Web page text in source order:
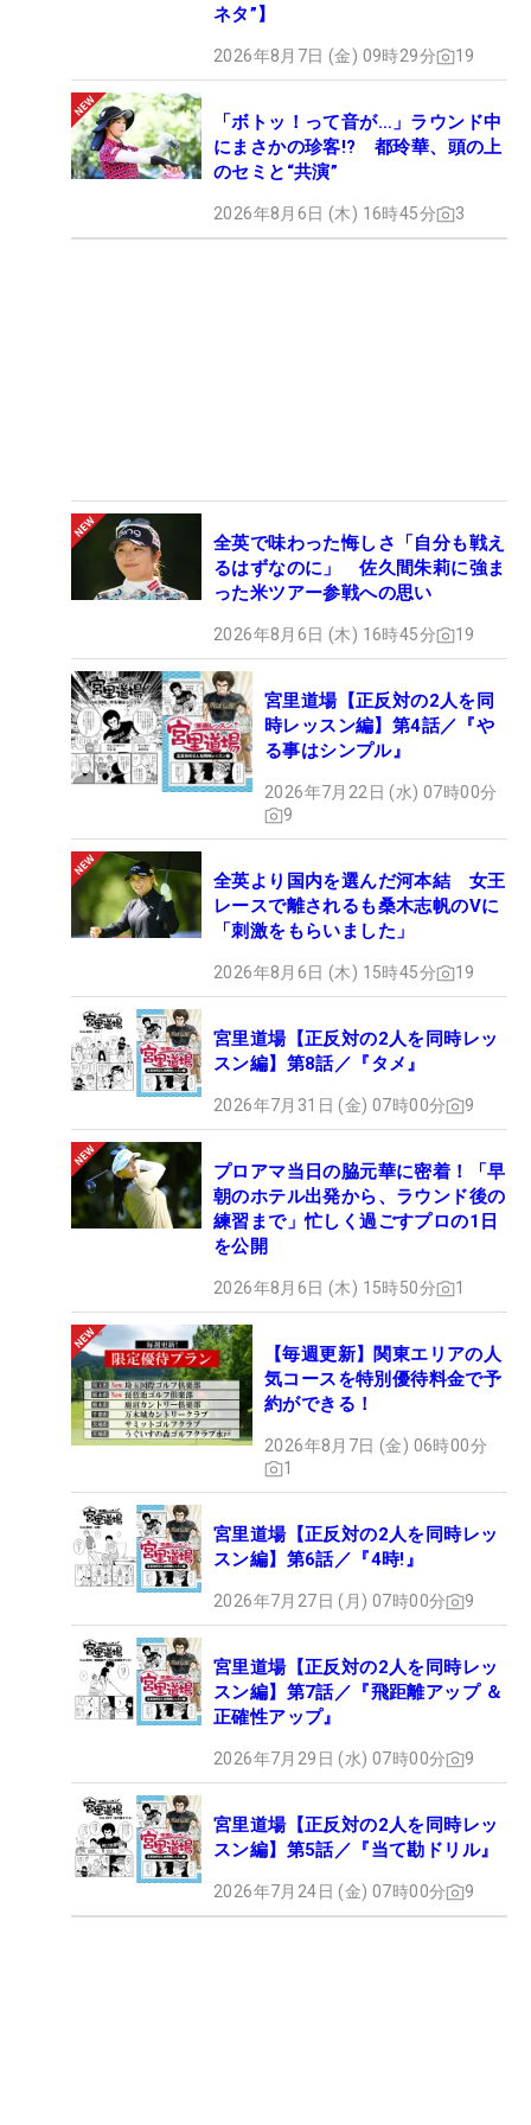
ネタ”】
2026年8月7日 (金) 09時29分 19
「ボトッ！って音が…」ラウンド中
にまさかの珍客!? 都玲華、頭の上
のセミと“共演”
2026年8月6日 (木) 16時45分 3
全英で味わった悔しさ「自分も戦え
るはずなのに」 佐久間朱莉に強ま
った米ツアー参戦への思い
2026年8月6日 (木) 16時45分 19
宮里道場【正反対の2人を同
時レッスン編】第4話／『や
る事はシンプル』
2026年7月22日 (水) 07時00分
9
全英より国内を選んだ河本結 女王
レースで離されるも桑木志帆のVに
「刺激をもらいました」
2026年8月6日 (木) 15時45分 19
宮里道場【正反対の2人を同時レッ
スン編】第8話／『タメ』
2026年7月31日 (金) 07時00分 9
プロアマ当日の脇元華に密着！「早
朝のホテル出発から、ラウンド後の
練習まで」忙しく過ごすプロの1日
を公開
2026年8月6日 (木) 15時50分 1
【毎週更新】関東エリアの人
気コースを特別優待料金で予
約ができる！
2026年8月7日 (金) 06時00分
1
宮里道場【正反対の2人を同時レッ
スン編】第6話／『4時!』
2026年7月27日 (月) 07時00分 9
宮里道場【正反対の2人を同時レッ
スン編】第7話／『飛距離アップ ＆
正確性アップ』
2026年7月29日 (水) 07時00分 9
宮里道場【正反対の2人を同時レッ
スン編】第5話／『当て勘ドリル』
2026年7月24日 (金) 07時00分 9